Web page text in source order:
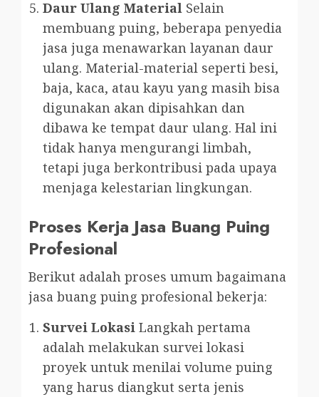
Daur Ulang Material Selain
membuang puing, beberapa penyedia
jasa juga menawarkan layanan daur
ulang. Material-material seperti besi,
baja, kaca, atau kayu yang masih bisa
digunakan akan dipisahkan dan
dibawa ke tempat daur ulang. Hal ini
tidak hanya mengurangi limbah,
tetapi juga berkontribusi pada upaya
menjaga kelestarian lingkungan.
Proses Kerja Jasa Buang Puing
Profesional
Berikut adalah proses umum bagaimana
jasa buang puing profesional bekerja:
Survei Lokasi Langkah pertama
adalah melakukan survei lokasi
proyek untuk menilai volume puing
yang harus diangkut serta jenis